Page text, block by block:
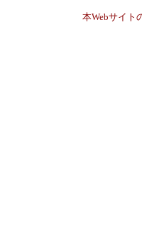
本Webサイト